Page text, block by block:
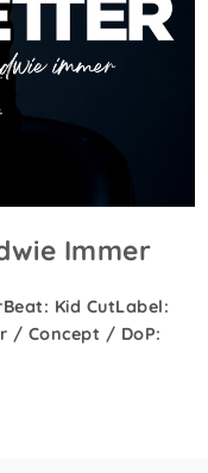
Immer
Kid CutLabel:
/ Concept / DoP: